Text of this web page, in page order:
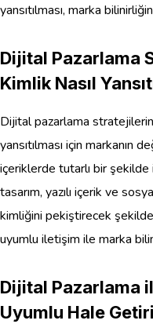
yansıtılması, marka
Dijital Pazarlama
Kimlik Nasıl
Dijital pazarlama
yansıtılması için markanın
içeriklerde tutarlı bir
tasarım, yazılı içerik ve
kimliğini pekiştirecek
uyumlu iletişim ile marka
Dijital Pazarlama
Uyumlu Hale